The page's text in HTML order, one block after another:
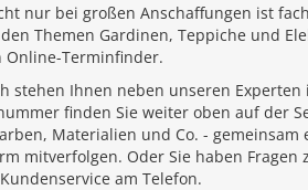
nur bei großen Anschaffungen ist
Themen Gardinen, Teppiche und
Online-Terminfinder.
stehen Ihnen neben unseren
finden Sie weiter oben auf der
Materialien und Co. -
mitverfolgen. Oder Sie haben
am Telefon.